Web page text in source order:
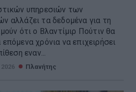
υπηρεσιών των
αλλάζει τα δεδομένα για τη
ότι ο Βλαντίμιρ Πούτιν θα
χρόνια να επιχειρήσει
εναν...
Πλανήτης